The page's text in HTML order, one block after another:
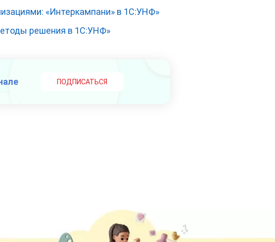
«‎Интеркампани» в 1С:УНФ»
решения в 1С:УНФ»
ПОДПИСАТЬСЯ